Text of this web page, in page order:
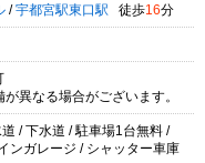
/ 宇都宮駅東口駅 徒歩16分
異なる場合がございます。
道 / 下水道 / 駐車場1台無料 /
ンガレージ / シャッター車庫